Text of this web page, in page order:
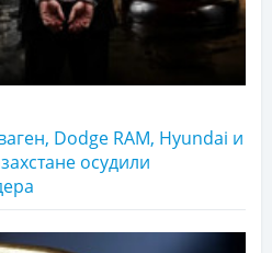
Dodge RAM, Hyundai и
осудили